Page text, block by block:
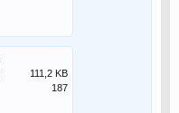
111,2 KB
187